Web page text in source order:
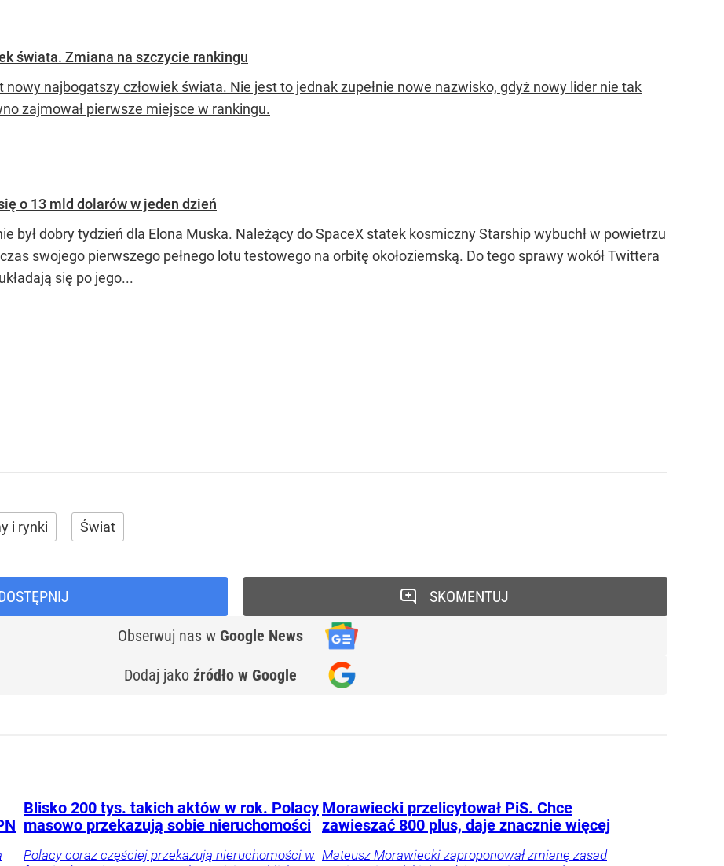
świata. Zmiana na szczycie rankingu
nowy najbogatszy człowiek świata. Nie jest to jednak zupełnie nowe nazwisko, gdyż nowy lider nie tak
zajmował pierwsze miejsce w rankingu.
o 13 mld dolarów w jeden dzień
był dobry tydzień dla Elona Muska. Należący do SpaceX statek kosmiczny Starship wybuchł w powietrzu
swojego pierwszego pełnego lotu testowego na orbitę okołoziemską. Do tego sprawy wokół Twittera
się po jego...
i rynki Świat
Obserwuj nas w Google News
Dodaj jako źródło w Google
SKOMENTUJ
Blisko 200 tys. takich aktów w rok. Polacy
masowo przekazują sobie nieruchomości
Polacy coraz częściej przekazują nieruchomości w
Morawiecki przelicytował PiS. Chce
zawieszać 800 plus, daje znacznie więcej
Mateusz Morawiecki zaproponował zmianę zasad